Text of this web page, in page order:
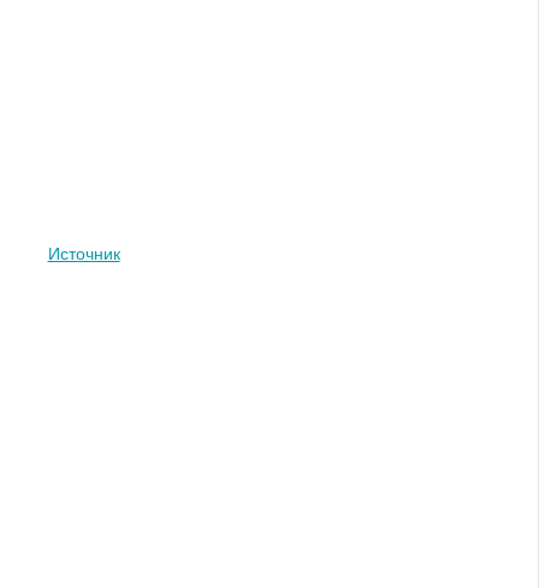
Источник